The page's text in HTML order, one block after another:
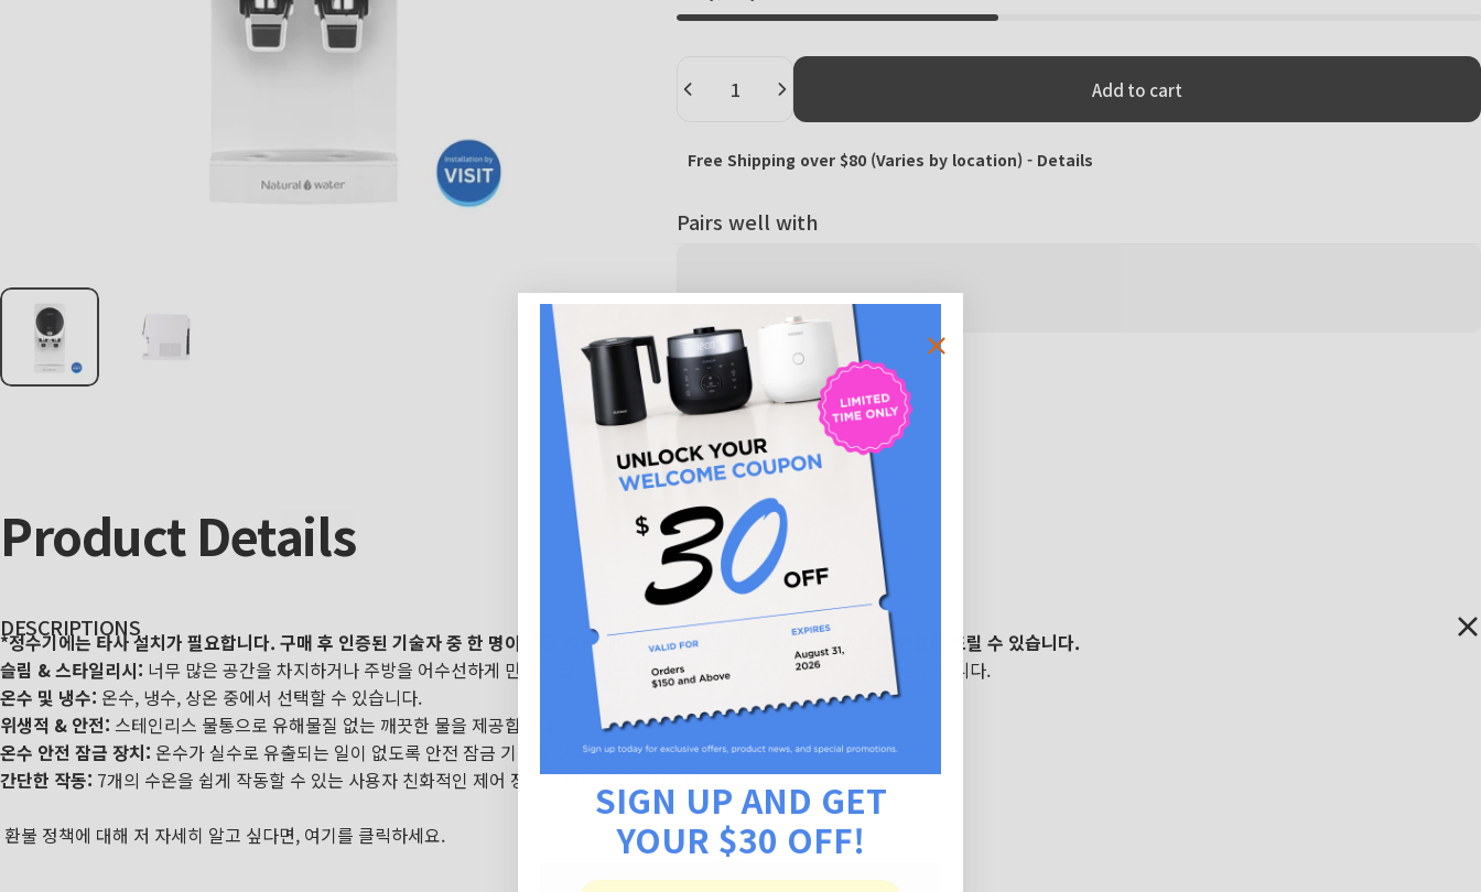
Add to cart
Free Shipping over $80 (Varies by location) - Details
Pairs well with
ProductDetails
DESCRIPTIONS
*정수기에는 타사 설치가 필요합니다. 구매 후 인증된 기술자 중 한 명이 해당 지역 내에 있는 경우 기기를 설치할 수 있도록 연결해 드릴 수 있습니다.
슬림 & 스타일리시: 너무 많은 공간을 차지하거나 주방을 어수선하게 만들지 않고 어떤 카운터탑에도 들어갈 수 있을 정도로 슬림합니다.
온수 및 냉수: 온수, 냉수, 상온 중에서 선택할 수 있습니다.
위생적 & 안전: 스테인리스 물통으로 유해물질 없는 깨끗한 물을 제공합니다.
온수 안전 잠금 장치: 온수가 실수로 유출되는 일이 없도록 안전 잠금 기능을 갖추고 있습니다.
간단한 작동: 7개의 수온을 쉽게 작동할 수 있는 사용자 친화적인 제어 장치가 완비되어 있습니다.
환불 정책에 대해 저 자세히 알고 싶다면, 여기를 클릭하세요.
SIGN UP AND GET
YOUR $30 OFF!